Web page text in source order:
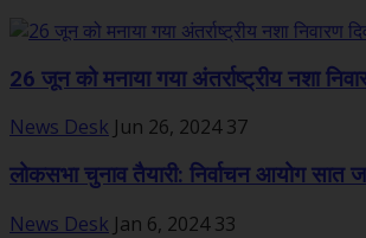
26 जून को मनाया गया अंतर्राष्ट्रीय नशा
News Desk Jun 26, 2024 37
लोकसभा चुनाव तैयारी: निर्वाचन आयोग सात
News Desk Jan 6, 2024 33